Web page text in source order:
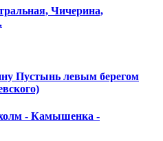
Чичерина,
Пустынь левым берегом
- Камышенка -